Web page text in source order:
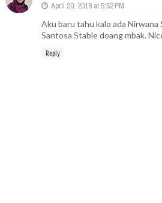
April 20, 2018 at 5:52 PM
Aku baru tahu kalo ada Nirwana
Santosa Stable doang mbak.
Reply